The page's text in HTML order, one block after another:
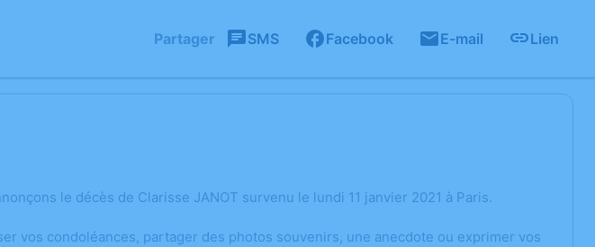
Partager SMS Facebook E-mail Lien
le décès de Clarisse JANOT survenu le lundi 11 janvier 2021 à Paris.
vos condoléances, partager des photos souvenirs, une anecdote ou exprimer vos